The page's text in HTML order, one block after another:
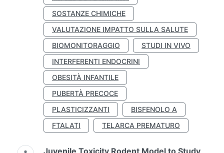
SOSTANZE CHIMICHE
VALUTAZIONE IMPATTO SULLA SALUTE
BIOMONITORAGGIO
STUDI IN VIVO
INTERFERENTI ENDOCRINI
OBESITÀ INFANTILE
PUBERTÀ PRECOCE
PLASTICIZZANTI
BISFENOLO A
FTALATI
TELARCA PREMATURO
Juvenile Toxicity Rodent Model to Study